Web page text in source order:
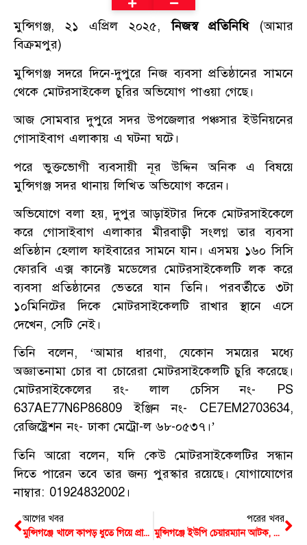
মুন্সিগঞ্জ, ২১ এপ্রিল ২০২৫,নিজস্ব প্রতিনিধি (আমার
বিক্রমপুর)
মুন্সিগঞ্জ সদরে দিনে-দুপুরে নিজ ব্যবসা প্রতিষ্ঠানের সামনে
থেকে মোটরসাইকেল চুরির অভিযোগ পাওয়া গেছে।
আজ সোমবার দুপুরে সদর উপজেলার পঞ্চসার ইউনিয়নের
গোসাইবাগ এলাকায় এ ঘটনা ঘটে।
পরে ভুক্তভোগী ব্যবসায়ী নূর উদ্দিন অনিক এ বিষয়ে
মুন্সিগঞ্জ সদর থানায় লিখিত অভিযোগ করেন।
অভিযোগে বলা হয়, দুপুর আড়াইটার দিকে মোটরসাইকেলে
করে গোসাইবাগ এলাকার মীরবাড়ী সংলগ্ন তার ব্যবসা
প্রতিষ্ঠান হেলাল ফাইবারের সামনে যান। এসময় ১৬০ সিসি
ফোরবি এক্স কানেক্ট মডেলের মোটরসাইকেলটি লক করে
ব্যবসা প্রতিষ্ঠানের ভেতরে যান তিনি। পরবর্তীতে ৩টা
১০মিনিটের দিকে মোটরসাইকেলটি রাখার স্থানে এসে
দেখেন, সেটি নেই।
তিনি বলেন, ‘আমার ধারণা, যেকোন সময়ের মধ্যে
অজ্ঞাতনামা চোর বা চোরেরা মোটরসাইকেলটি চুরি করেছে।
মোটরসাইকেলের রং- লাল চেসিস নং- PS
637AE77N6P86809 ইঞ্জিন নং- CE7EM2703634,
রেজিষ্ট্রেশন নং- ঢাকা মেট্রো-ল ৬৮-০৫৩৭।’
তিনি আরো বলেন, যদি কেউ মোটরসাইকেলটির সন্ধান
দিতে পারেন তবে তার জন্য পুরস্কার রয়েছে। যোগাযোগের
নাম্বার: 01924832002।
আগের খবর
মুন্সিগঞ্জে খালে কাপড় ধুতে গিয়ে প্রাণ গেছে গৃহবধূর
পরের খবর
মুন্সিগঞ্জে ইউপি চেয়ারম্যান আটক, কোন মামলায় গ্রেপ্তার দেখানো হবে জানেনা পুলিশ